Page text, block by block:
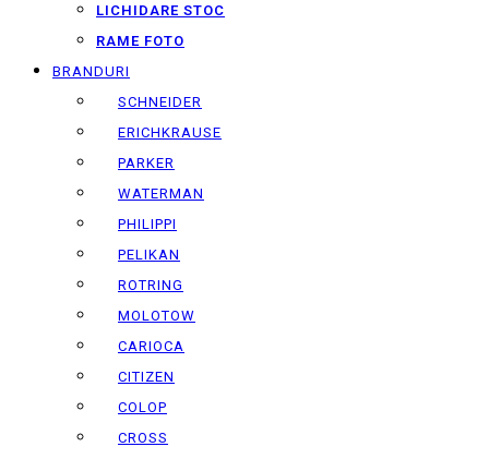
LICHIDARE STOC
RAME FOTO
BRANDURI
SCHNEIDER
ERICHKRAUSE
PARKER
WATERMAN
PHILIPPI
PELIKAN
ROTRING
MOLOTOW
CARIOCA
CITIZEN
COLOP
CROSS